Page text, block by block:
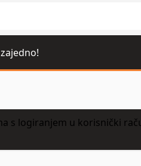
s logiranjem u korisnički